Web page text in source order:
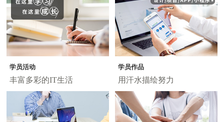
学员活动
丰富多彩的IT生活
学员作品
用汗水描绘努力